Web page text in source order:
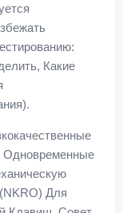
Какие
Одновременные
Для